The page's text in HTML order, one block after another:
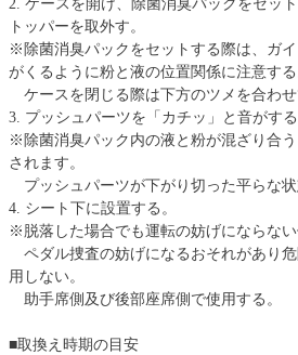
2. ケースを開け、除菌消臭パックをセッ
トッパーを取外す。
※除菌消臭パックをセットする際は、ガ
がくるように粉と液の位置関係に注意する
ケースを閉じる際は下方のツメを合わせ
3. プッシュパーツを「カチッ」と音がす
※除菌消臭パック内の液と粉が混ざり合
されます。
プッシュパーツが下がり切った平らな状
4. シート下に設置する。
※脱落した場合でも運転の妨げにならない
ペダル捜査の妨げになるおそれがあり
用しない。
助手席側及び後部座席側で使用する。
■取換え時期の目安